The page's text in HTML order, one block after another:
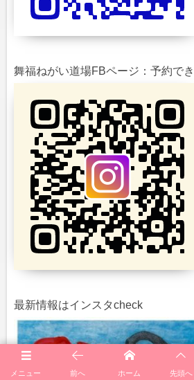
舞福ねがい道場FBページ：予約でき
最新情報はインスタcheck
メニュー 前へ ホーム 先頭へ